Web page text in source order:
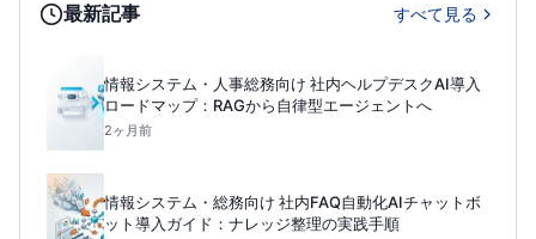
最新記事 すべて見る
情報システム・人事総務向け 社内ヘルプデスクAI導入
ロードマップ：RAGから自律型エージェントへ
2ヶ月前
情報システム・総務向け 社内FAQ自動化AIチャットボ
ット導入ガイド：ナレッジ整理の実践手順